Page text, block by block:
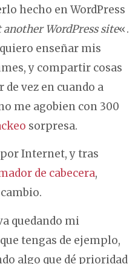
hecho en WordPress
another WordPress site«.
enseñar mis
y compartir cosas
vez en cuando a
me agobien con 300
sorpresa.
Internet, y tras
de cabecera,
quedando mi
tengas de ejemplo,
algo que dé prioridad